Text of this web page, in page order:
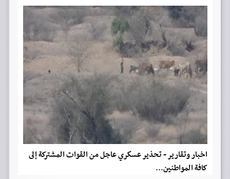
اخبار وتقارير - تحذير عسكري عاجل من القوات المشتركة إلى
كافة المواطنين...